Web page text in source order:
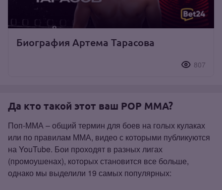
Биография Артема Тарасова
807
Да кто такой этот ваш POP MMA?
Поп‑ММА – общий термин для боев на голых кулаках
или по правилам ММА, видео с которыми публикуются
на YouTube. Бои проходят в разных лигах
(промоушенах), которых становится все больше,
однако мы выделили 19 самых популярных: